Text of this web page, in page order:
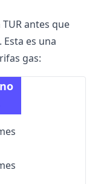
antes que
Esta es una
gas: